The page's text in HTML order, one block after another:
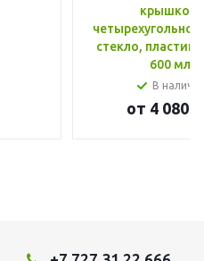
крышкой,
стекло, пластик
600 мл
В
от 4 080 ₸